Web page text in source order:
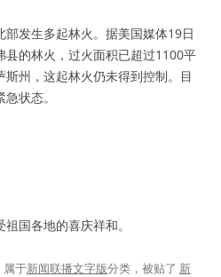
发生多起林火。据美国媒体19日
县的林火，过火面积已超过1100平
州，这起林火仍未得到控制。目
状态。
国各地的喜庆祥和。
属于新闻联播文字版分类，被贴了 新